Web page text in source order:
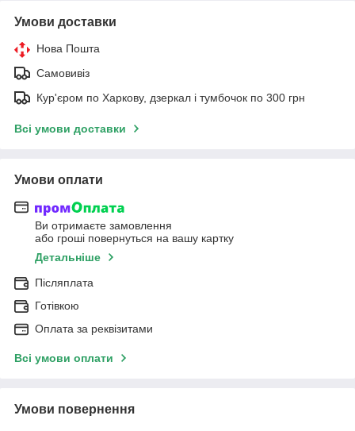
Умови доставки
Нова Пошта
Самовивіз
Кур'єром по Харкову, дзеркал і тумбочок по 300 грн
Всі умови доставки
Умови оплати
Ви отримаєте замовлення
або гроші повернуться на вашу картку
Детальніше
Післяплата
Готівкою
Оплата за реквізитами
Всі умови оплати
Умови повернення